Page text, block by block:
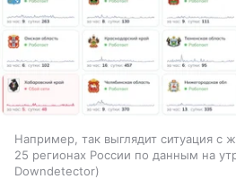
Например, так выглядит ситуация с
25 регионах России по данным на
Downdetector